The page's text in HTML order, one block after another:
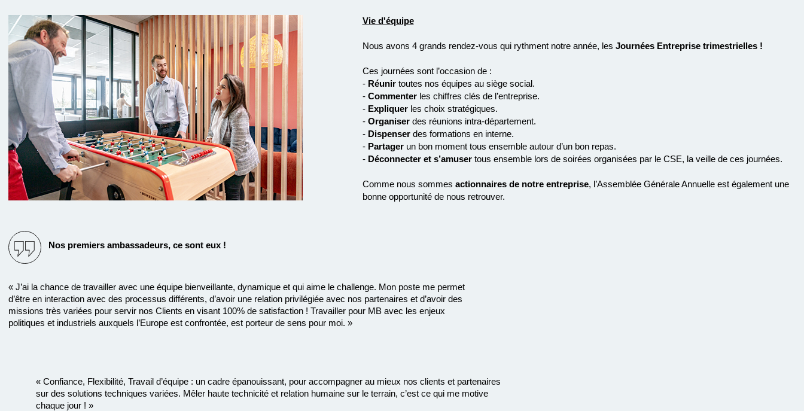
Vie d'équipe
Nous avons 4 grands rendez-vous qui rythment notre année, les Journées Entreprise trimestrielles !
Ces journées sont l’occasion de :
- Réunirtoutes nos équipes au siège social.
- Commenterles chiffres clés de l’entreprise.
- Expliquerles choix stratégiques.
- Organiserdes réunions intra-département.
- Dispenserdes formations en interne.
- Partagerun bon moment tous ensemble autour d’un bon repas.
- Déconnecter et s’amusertous ensemble lors de soirées organisées par le CSE, la veille de ces journées.
Comme nous sommes actionnaires de notre entreprise, l’Assemblée Générale Annuelle est également une
bonne opportunité de nous retrouver.
Nos premiers ambassadeurs, ce sont eux !
« J’ai la chance de travailler avec une équipe bienveillante, dynamique et qui aime le challenge. Mon poste me permet
d’être en interaction avec des processus différents, d’avoir une relation privilégiée avec nos partenaires et d’avoir des
missions très variées pour servir nos Clients en visant 100% de satisfaction ! Travailler pour MB avec les enjeux
politiques et industriels auxquels l’Europe est confrontée, est porteur de sens pour moi. »
« Confiance, Flexibilité, Travail d’équipe : un cadre épanouissant, pour accompagner au mieux nos clients et partenaires
sur des solutions techniques variées. Mêler haute technicité et relation humaine sur le terrain, c’est ce qui me motive
chaque jour ! »